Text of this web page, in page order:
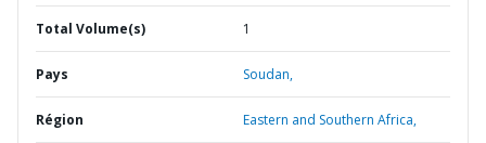
Total Volume(s) 1
Pays Soudan,
Région Eastern and Southern Africa,